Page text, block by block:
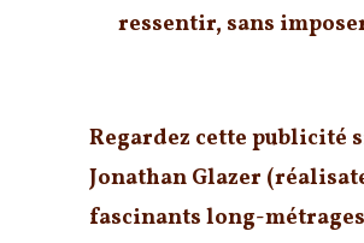
ressentir, sans
Regardez cette publicité
Jonathan Glazer
fascinants long-métrages